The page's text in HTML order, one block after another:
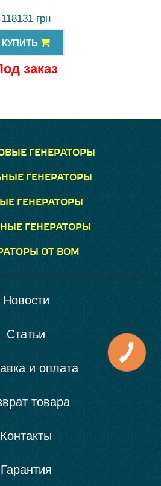
118131 грн
КУПИТЬ
заказ
ГЕНЕРАТОРЫ
ГЕНЕРАТОРЫ
ГЕНЕРАТОРЫ
ГЕНЕРАТОРЫ
ОТ ВОМ
Новости
Статьи
и оплата
товара
Контакты
Гарантия